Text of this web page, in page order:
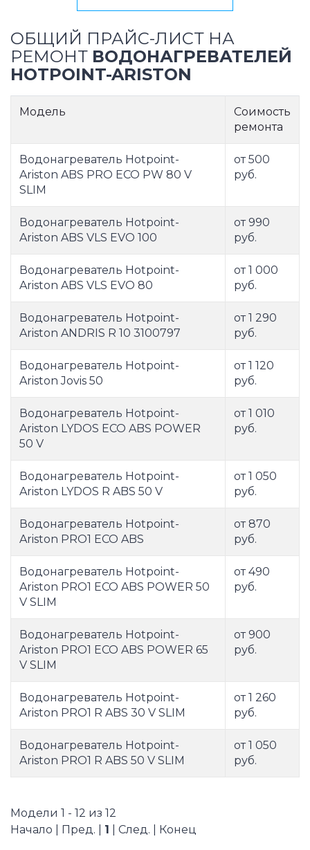
ОБЩИЙ ПРАЙС-ЛИСТ НА
РЕМОНТ ВОДОНАГРЕВАТЕЛЕЙ
HOTPOINT-ARISTON
Модель
Соимость
ремонта
Водонагреватель Hotpoint-
Ariston ABS PRO ECO PW 80 V
SLIM
от 500
руб.
Водонагреватель Hotpoint-
Ariston ABS VLS EVO 100
от 990
руб.
Водонагреватель Hotpoint-
Ariston ABS VLS EVO 80
от 1 000
руб.
Водонагреватель Hotpoint-
Ariston ANDRIS R 10 3100797
от 1 290
руб.
Водонагреватель Hotpoint-
Ariston Jovis 50
от 1 120
руб.
Водонагреватель Hotpoint-
Ariston LYDOS ECO ABS POWER
50 V
от 1 010
руб.
Водонагреватель Hotpoint-
Ariston LYDOS R ABS 50 V
от 1 050
руб.
Водонагреватель Hotpoint-
Ariston PRO1 ECO ABS
от 870
руб.
Водонагреватель Hotpoint-
Ariston PRO1 ECO ABS POWER 50
V SLIM
от 490
руб.
Водонагреватель Hotpoint-
Ariston PRO1 ECO ABS POWER 65
V SLIM
от 900
руб.
Водонагреватель Hotpoint-
Ariston PRO1 R ABS 30 V SLIM
от 1 260
руб.
Водонагреватель Hotpoint-
Ariston PRO1 R ABS 50 V SLIM
от 1 050
руб.
Модели 1 - 12 из 12
Начало | Пред. | 1 | След. | Конец